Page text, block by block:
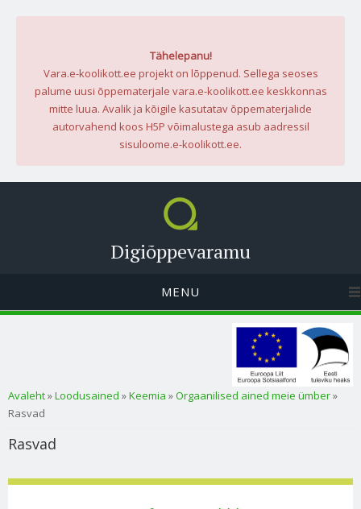
Tähelepanu!
Vara.e-koolikott.ee projekt on lõppenud. Sellega seoses
palume uusi õppematerjale vara.e-koolikott.ee keskkonnas
mitte luua. Avalik ja kõigile kasutatav õppematerjalide
autorvahend koos H5P võimalustega asub aadressil
sisuloome.e-koolikott.ee.
Digiõppevaramu
MENU
Sa oled siin
Avaleht»Loodusained »Keemia »Orgaanilised ained meie ümber»
Rasvad
Rasvad